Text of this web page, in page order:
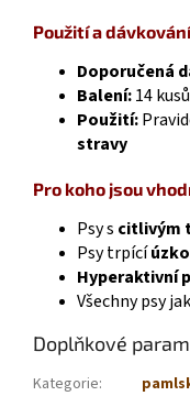
Použití a dávkování
Doporučená
Balení:14 kusů
Použití:
stravy
Pro koho jsou
Psy s citlivým
Psy trpící
Hyperaktivní
Všechny psy
Doplňkové
Kategorie: